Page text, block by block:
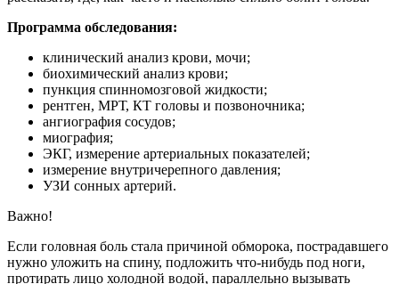
Программа обследования:
клинический анализ крови, мочи;
биохимический анализ крови;
пункция спинномозговой жидкости;
рентген, МРТ, КТ головы и позвоночника;
ангиография сосудов;
миография;
ЭКГ, измерение артериальных показателей;
измерение внутричерепного давления;
УЗИ сонных артерий.
Важно!
Если головная боль стала причиной обморока, пострадавшего
нужно уложить на спину, подложить что-нибудь под ноги,
протирать лицо холодной водой, параллельно вызывать